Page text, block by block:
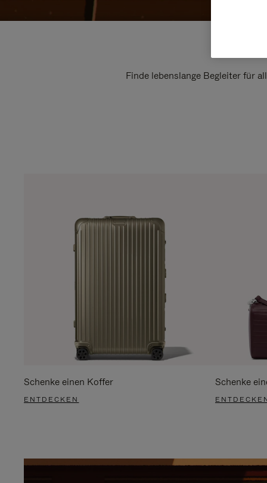
Finde lebenslange Begleiter für
Schenke einen Koffer
ENTDECKEN
Schenke